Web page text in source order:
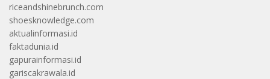
riceandshinebrunch.com
shoesknowledge.com
aktualinformasi.id
faktadunia.id
gapurainformasi.id
gariscakrawala.id